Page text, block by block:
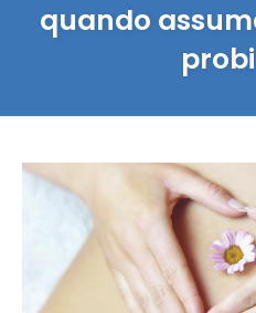
contentquando